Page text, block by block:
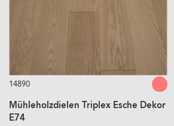
14890
Mühleholzdielen Triplex Esche Dekor
E74